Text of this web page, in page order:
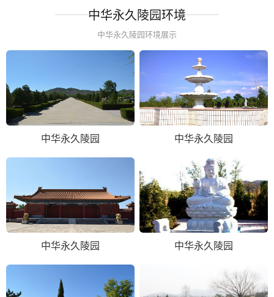
中华永久陵园环境
中华永久陵园环境展示
中华永久陵园 中华永久陵园
中华永久陵园 中华永久陵园